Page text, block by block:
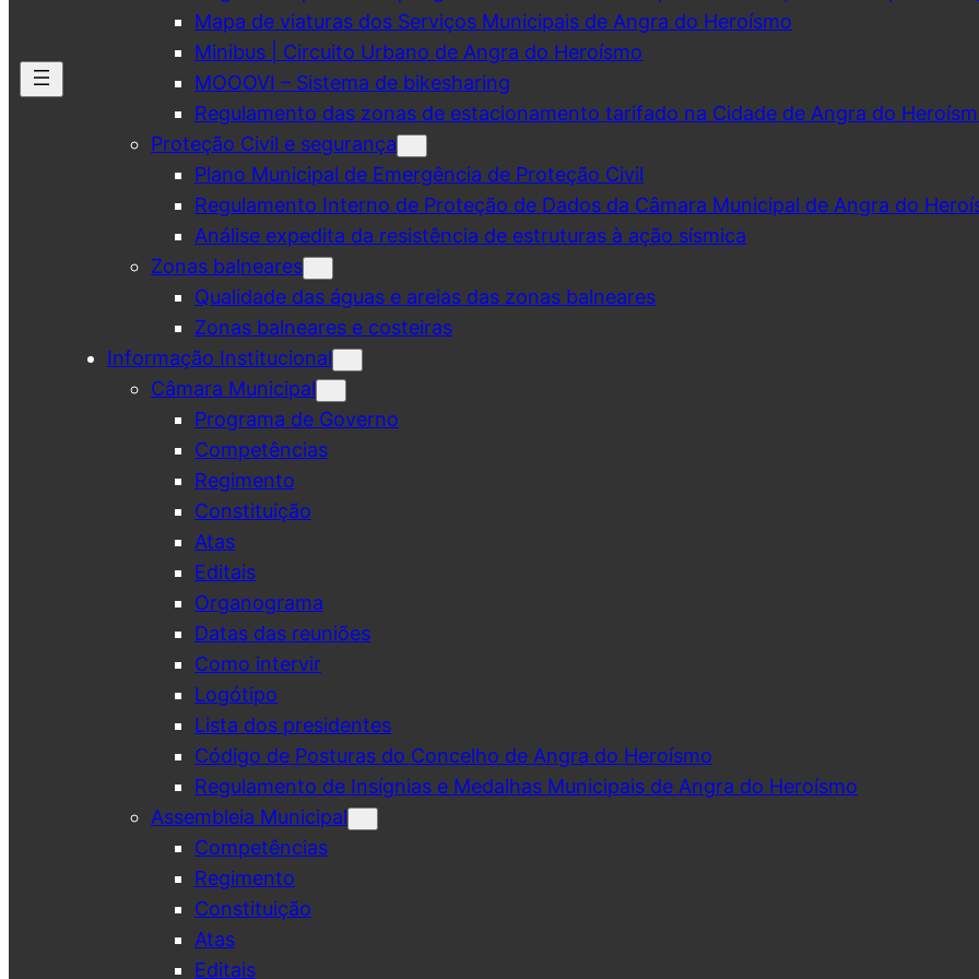
Mapa de viaturas dos Serviços Municipais de Angra do Heroísmo
Minibus | Circuito Urbano de Angra do Heroísmo
MOOOVI – Sistema de bikesharing
Regulamento das zonas de estacionamento tarifado na Cidade de Angra do
Proteção Civil e segurança
Plano Municipal de Emergência de Proteção Civil
Regulamento Interno de Proteção de Dados da Câmara Municipal de Angra do
Análise expedita da resistência de estruturas à ação sísmica
Zonas balneares
Qualidade das águas e areias das zonas balneares
Zonas balneares e costeiras
Informação Institucional
Câmara Municipal
Programa de Governo
Competências
Regimento
Constituição
Atas
Editais
Organograma
Datas das reuniões
Como intervir
Logótipo
Lista dos presidentes
Código de Posturas do Concelho de Angra do Heroísmo
Regulamento de Insígnias e Medalhas Municipais de Angra do Heroísmo
Assembleia Municipal
Competências
Regimento
Constituição
Atas
Editais